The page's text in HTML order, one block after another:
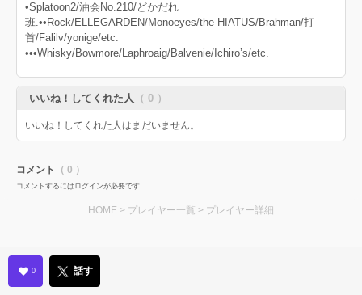
•Splatoon2/油会No.210/どかだれ
班.••Rock/ELLEGARDEN/Monoeyes/the HIATUS/Brahman/打
首/Falilv/yonige/etc.
•••Whisky/Bowmore/Laphroaig/Balvenie/Ichiro’s/etc.
いいね！してくれた人 （ 0 ）
いいね！してくれた人はまだいません。
コメント （ 0 ）
コメントするにはログインが必要です
HOME > プレイヤー一覧 > プレイヤー詳細
0 話す